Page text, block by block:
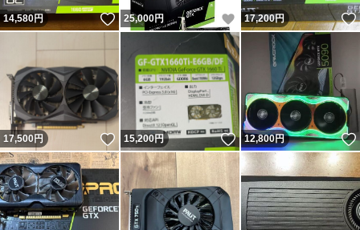
14,580円 いいね！
25,000円 いいね！
17,200円
17,500円 いいね！
15,200円 いいね！
12,800円